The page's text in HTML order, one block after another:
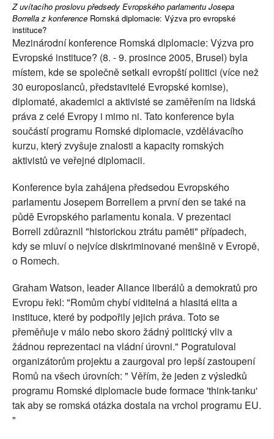
Z uvítacího proslovu předsedy Evropského parlamentu Josepa
Borrella z konference Romská diplomacie: Výzva pro evropské
instituce?
Mezinárodní konference Romská diplomacie: Výzva pro
Evropské instituce? (8. - 9. prosince 2005, Brusel) byla
místem, kde se společně setkali evropští politici (více než
30 europoslanců, představitelé Evropské komise),
diplomaté, akademici a aktivisté se zaměřením na lidská
práva z celé Evropy i mimo ni. Tato konference byla
součástí programu Romské diplomacie, vzdělávacího
kurzu, který zvyšuje znalosti a kapacity romských
aktivistů ve veřejné diplomacii.
Konference byla zahájena předsedou Evropského
parlamentu Josepem Borrellem a první den se také na
půdě Evropského parlamentu konala. V prezentaci
Borrell zdůraznil "historickou ztrátu paměti" případech,
kdy se mluví o nejvíce diskriminované menšině v Evropě,
o Romech.
Graham Watson, leader Aliance liberálů a demokratů pro
Evropu řekl: "Romům chybí viditelná a hlasitá elita a
instituce, které by podpořily jejich práva. Toto se
přeměňuje v málo nebo skoro žádný politický vliv a
žádnou reprezentaci na vládní úrovni." Pogratuloval
organizátorům projektu a zaurgoval pro lepší zastoupení
Romů na všech úrovních: " Věřím, že jeden z výsledků
programu Romské diplomacie bude formace 'think-tanku'
tak aby se romská otázka dostala na vrchol programu EU.
"